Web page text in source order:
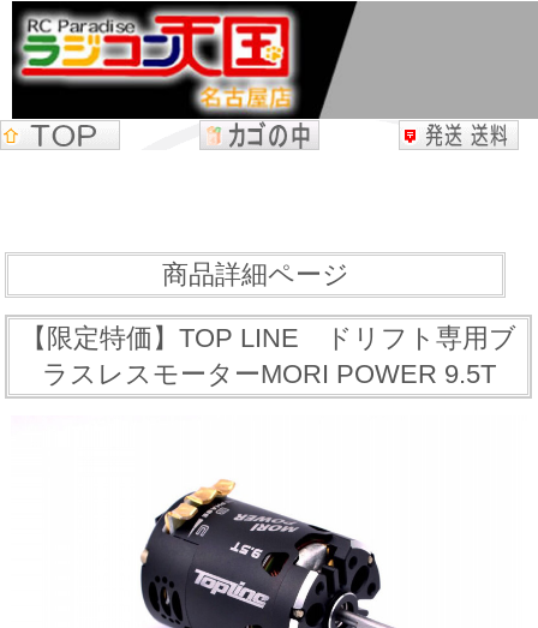
商品詳細ページ
【限定特価】TOP LINE ドリフト専用ブ
ラスレスモーターMORI POWER 9.5T